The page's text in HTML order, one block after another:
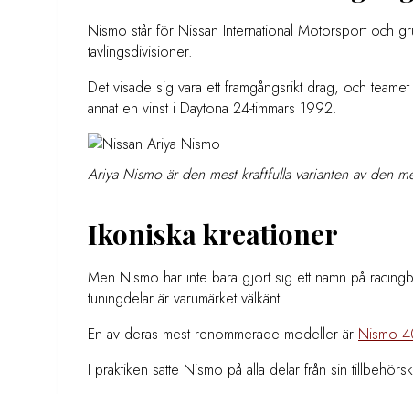
Nismo står för Nissan International Motorsport och
tävlingsdivisioner.
Det visade sig vara ett framgångsrikt drag, och
annat en vinst i Daytona 24-timmars 1992.
Ariya Nismo är den mest kraftfulla varianten av den
Ikoniska kreationer
Men Nismo har inte bara gjort sig ett namn på
tuningdelar är varumärket välkänt.
En av deras mest renommerade modeller är Nismo
I praktiken satte Nismo på alla delar från sin